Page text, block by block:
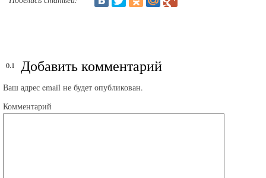
Добавить комментарий
Ваш адрес email не будет опубликован.
Комментарий